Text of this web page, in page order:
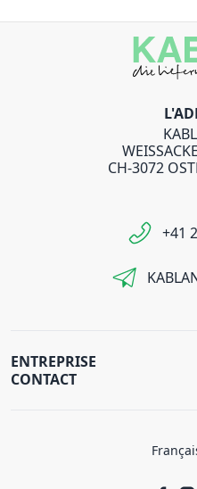
CH-3072
+41
ENTREPRISE
CONTACT